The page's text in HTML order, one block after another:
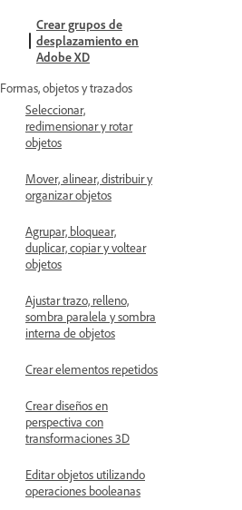
Crear grupos de
desplazamiento en
Adobe XD
Formas, objetos y trazados
Seleccionar,
redimensionar y rotar
objetos
Mover, alinear, distribuir y
organizar objetos
Agrupar, bloquear,
duplicar, copiar y voltear
objetos
Ajustar trazo, relleno,
sombra paralela y sombra
interna de objetos
Crear elementos repetidos
Crear diseños en
perspectiva con
transformaciones 3D
Editar objetos utilizando
operaciones booleanas